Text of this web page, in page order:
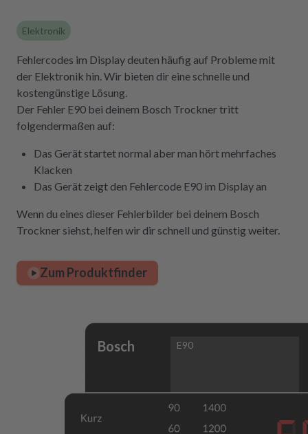
Elektronik
Fehlercodes im Display deuten häufig auf Probleme mit
der Elektronik hin. Wir bieten dir eine schnelle und
kostengünstige Lösung.
Der Fehler E90 bei deinem Bosch Trockner tritt
folgendermaßen auf:
Das Gerät startet normal aber man hört mehrfaches
Klacken
Das Gerät zeigt den Fehlercode E90 im Display an
Wenn du eines dieser Fehlerbilder bei deinem Bosch
Trockner siehst, helfen wir dir schnell und günstig weiter.
Zum Produktfinder
Bosch E90